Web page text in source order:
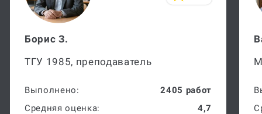
Борис З.
ТГУ 1985, преподаватель
Выполнено:
2405 работ
Средняя оценка:
4,7